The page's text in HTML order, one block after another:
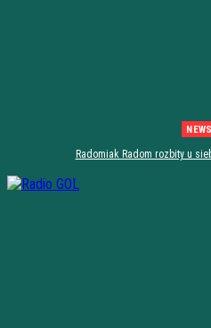
NEWS
Radomiak Radom rozbity u